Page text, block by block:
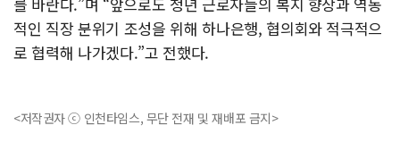
적인 직장 분위기 조성을 위해 하나은행, 협의회와 적극적으
로 협력해 나가겠다.”고 전했다.
<저작권자 ⓒ 인천타임스, 무단 전재 및 재배포 금지>